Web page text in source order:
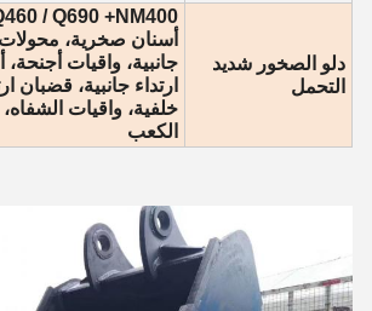
دلو الصخور شديد
التحمل
/ Q690 +NM400
أسنان صخرية،
جانبية، واقيات أجنحة،
ارتداء جانبية، قضبان
خلفية، واقيات
الكعب